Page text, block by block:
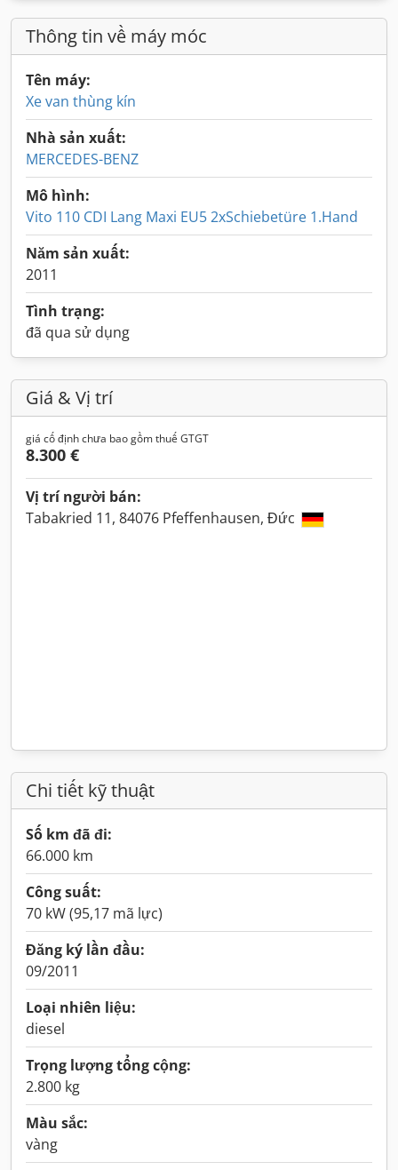
Thông tin về máy móc
Tên máy:
Xe van thùng kín
Nhà sản xuất:
MERCEDES-BENZ
Mô hình:
Vito 110 CDI Lang Maxi EU5 2xSchiebetüre 1.Hand
Năm sản xuất:
2011
Tình trạng:
đã qua sử dụng
Giá & Vị trí
giá cố định chưa bao gồm thuế GTGT
8.300 €
Vị trí người bán:
Tabakried 11, 84076 Pfeffenhausen, Đức
Chi tiết kỹ thuật
Số km đã đi:
66.000 km
Công suất:
70 kW (95,17 mã lực)
Đăng ký lần đầu:
09/2011
Loại nhiên liệu:
diesel
Trọng lượng tổng cộng:
2.800 kg
Màu sắc:
vàng